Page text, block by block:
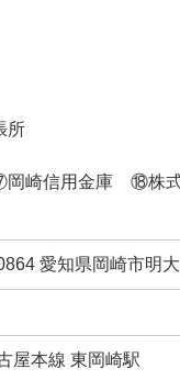
所
崎信用金庫 ⑱株式
愛知県岡崎市明
屋本線 東岡崎駅